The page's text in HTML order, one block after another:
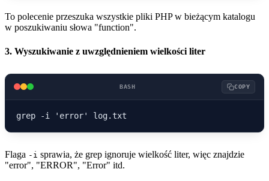
To polecenie przeszuka wszystkie pliki PHP w bieżącym katalogu
w poszukiwaniu słowa "function".
3. Wyszukiwanie z uwzględnieniem wielkości liter
BASH COPY
Flaga -i sprawia, że grep ignoruje wielkość liter, więc znajdzie
"error", "ERROR", "Error" itd.